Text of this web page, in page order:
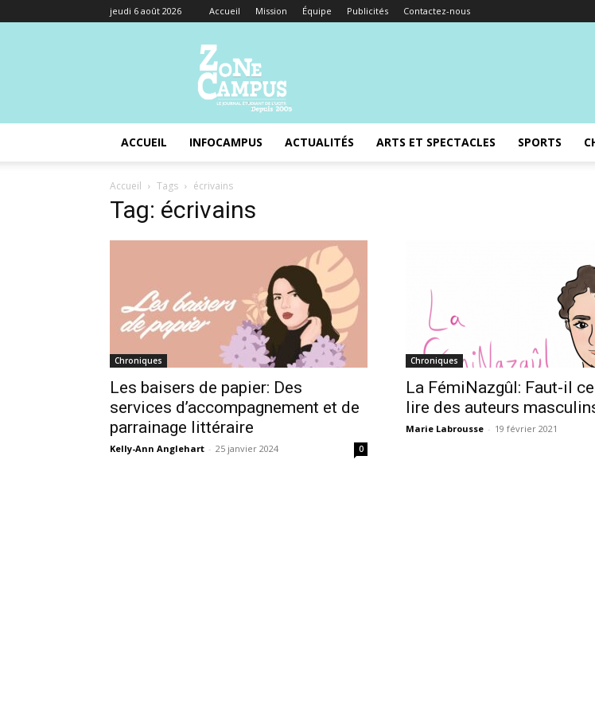
jeudi 6 août 2026 Accueil Mission Équipe Publicités Contactez-nous
Campus
ACCUEIL INFOCAMPUS ACTUALITÉS ARTS ET SPECTACLES SPORTS
Accueil Tags écrivains
Tag: écrivains
Chroniques
Les baisers de papier: Des
services d’accompagnement et de
parrainage littéraire
Kelly-Ann Anglehart - 25 janvier 2024 0
Chroniques
La FémiNazgûl: Faut-il
lire des auteurs
Marie Labrousse - 19 février 2021